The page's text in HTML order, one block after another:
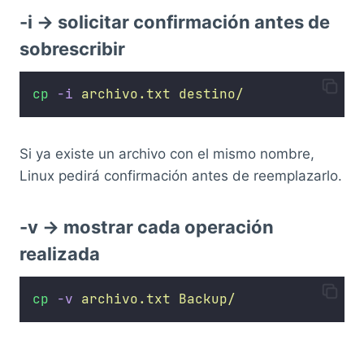
-i → solicitar confirmación antes de
sobrescribir
cp -i archivo.txt destino/
Si ya existe un archivo con el mismo nombre,
Linux pedirá confirmación antes de reemplazarlo.
-v → mostrar cada operación
realizada
cp -v archivo.txt Backup/